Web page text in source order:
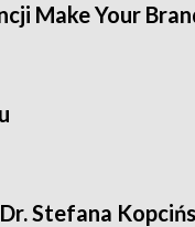
Make Your
Stefana